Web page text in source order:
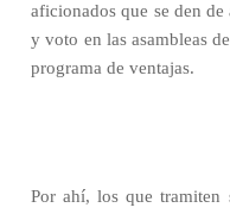
aficionados que se den
y voto en las asambleas
programa de ventajas.
Por ahí, los que tramiten